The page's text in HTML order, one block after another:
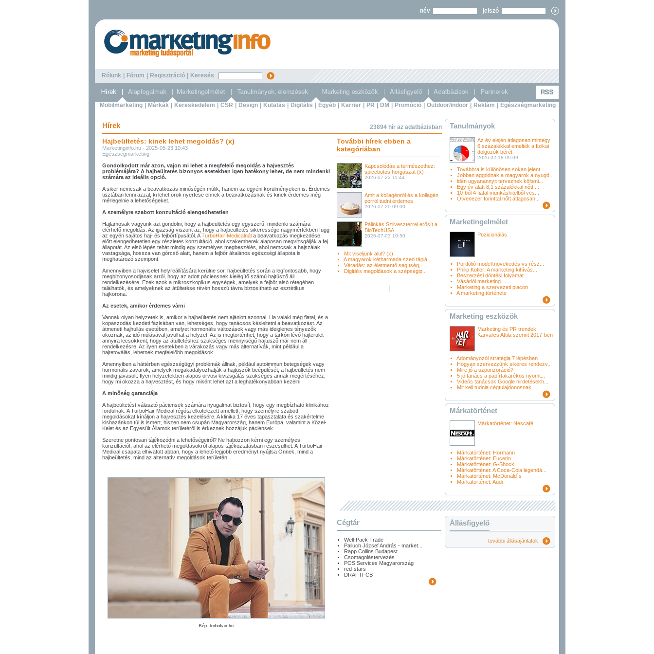
név jelszó
Rólunk Fórum Regisztráció Keresés
Mobilmarketing Márkák Kereskedelem CSR Design Kutatás Digitális Egyéb Karrier PR DM Promóció Outdoor/indoor Reklám Egészségmarketing
Hírek 23894 hír az adatbázisban Tanulmányok
Hajbeültetés: kinek lehet megoldás? (x)
Marketinginfo.hu - 2025-05-23 10:43
Egészségmarketing
Gondolkodott már azon, vajon mi lehet a megfelelő megoldás a hajvesztés
problémájára? A hajbeültetés bizonyos esetekben igen hatékony lehet, de nem mindenki
számára az ideális opció.
A siker nemcsak a beavatkozás minőségén múlik, hanem az egyéni körülményeken is. Érdemes
tisztában lenni azzal, ki lehet örök nyertese ennek a beavatkozásnak és kinek érdemes még
mérlegelnie a lehetőségeket.
A személyre szabott konzultáció elengedhetetlen
Hajlamosak vagyunk azt gondolni, hogy a hajbeültetés egy egyszerű, mindenki számára
elérhető megoldás. Az igazság viszont az, hogy a hajbeültetés sikeressége nagymértékben függ
az egyén sajátos haj- és fejbőrtípusától. ATurboHair Medicalnál a beavatkozás megkezdése
előtt elengedhetetlen egy részletes konzultáció, ahol szakemberek alaposan megvizsgálják a fej
állapotát. Az első lépés tehát mindig egy személyes megbeszélés, ahol nemcsak a hajszálak
vastagsága, hossza van górcső alatt, hanem a fejbőr általános egészségi állapota is
meghatározó szempont.
Amennyiben a hajviselet helyreállítására kerülne sor, hajbeültetés során a legfontosabb, hogy
megbizonyosodjanak arról, hogy az adott páciensnek kielégítő számú hajtüsző áll
rendelkezésére. Ezek azok a mikroszkopikus egységek, amelyek a fejbőr alsó rétegében
találhatók, és amelyeknek az átültetése révén hosszú távra biztosítható az esztétikus
hajkorona.
Az esetek, amikor érdemes várni
Vannak olyan helyzetek is, amikor a hajbeültetés nem ajánlott azonnal. Ha valaki még fiatal, és a
kopaszodás kezdeti fázisában van, lehetséges, hogy tanácsos késleltetni a beavatkozást. Az
átmeneti hajhullás esetében, amelyet hormonális változások vagy más ideiglenes tényezők
okoznak, az idő múlásával javulhat a helyzet. Az is megtörténhet, hogy a tarkón lévő hajterület
annyira lecsökkent, hogy az átültetéshez szükséges mennyiségű hajtüsző már nem áll
rendelkezésre. Az ilyen esetekben a várakozás vagy más alternatívák, mint például a
hajtetoválás, lehetnek megfelelőbb megoldások.
Amennyiben a háttérben egészségügyi problémák állnak, például autoimmun betegségek vagy
hormonális zavarok, amelyek megakadályozhatják a hajtüszők beépülését, a hajbeültetés nem
mindig javasolt. Ilyen helyzetekben alapos orvosi kivizsgálás szükséges annak megértéséhez,
hogy mi okozza a hajvesztést, és hogy miként lehet azt a leghatékonyabban kezelni.
A minőség garanciája
A hajbeültetést választó páciensek számára nyugalmat biztosít, hogy egy megbízható klinikához
fordulnak. A TurboHair Medical régóta elkötelezett amellett, hogy személyre szabott
megoldásokat kínáljon a hajvesztés kezelésére. A klinika 17 éves tapasztalata és szakértelme
kishazánkon túl is ismert, hiszen nem csupán Magyarország, hanem Európa, valamint a Közel-
Kelet és az Egyesült Államok területéről is érkeznek hozzájuk páciensek.
Szeretne pontosan tájékozódni a lehetőségeiről? Ne habozzon kérni egy személyes
konzultációt, ahol az elérhető megoldásokról alapos tájékoztatásban részesülhet. A TurboHair
Medical csapata elhivatott abban, hogy a lehető legjobb eredményt nyújtsa Önnek, mind a
hajbeültetés, mind az alternatív megoldások területén.
Kép: turbohair.hu
További hírek ebben a
kategóriában
Kapcsolódás a természethez:
spiccbotos horgászat (x)
2026-07-22 11:44
Amit a kollagénről és a kollagén
porról tudni érdemes
2026-07-20 09:00
Pálinkás Szilveszterrel erősít a
BioTechUSA
2026-07-03 10:50
Mit viseljünk alul? (x)
A magyarok kétharmada szed táplá...
Véradás: az életmentő segítség, ...
Digitális megoldások a szépségip...
Az év elején átlagosan mintegy
6 százalékkal emelték a fizikai
dolgozók bérét
2026-02-18 09:09
Továbbra is különösen sokan jelent...
Jobban aggódnak a magyarok a nyugd...
idén ugyanannyit terveznek költeni...
Egy év alatt 8,1 százalékkal nőtt ...
10-ből 4 fiatal munkáshitelből ves...
Ötvenezer forinttal nőtt átlagosan...
Marketingelmélet
Pozicionálás
Portfólió modell:növekedés vs rész...
Philip Kotler: A marketing kihívás...
Beszerzési döntési folyamat
Vásárlói marketing
Marketing a szervezeti piacon
A marketing története
Marketing eszközök
Marketing és PR trendek
Karvalics Attila szerint 2017-ben
Adományozói stratégia 7 lépésben
Hogyan szervezzünk sikeres rendezv...
Mire jó a szponzoráció?
5 jó tanács a papírtakarékos nyomt...
Videós tanácsok Google hirdetésekh...
Mit kell tudnia cégtulajdonosnak ...
Márkatörténet
Márkatörténet: Nescafé
Márkatörténet: Hörmann
Márkatörténet: Eucerin
Márkatörténet: G-Shock
Márkatörténet: A Coca-Cola legendá...
Márkatörténet: McDonald´s
Márkatörténet: Audi
Cégtár
Well-Pack Trade
Palluch József András - market...
Rapp Collins Budapest
Csomagolástervezés
POS Services Magyarország
red-stars
DRAFTFCB
Állásfigyelő
további állásajánlatok